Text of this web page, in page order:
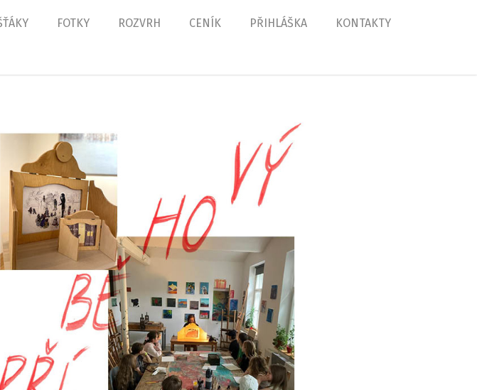
FOTKY ROZVRH CENÍK PŘIHLÁŠKA KONTAKTY